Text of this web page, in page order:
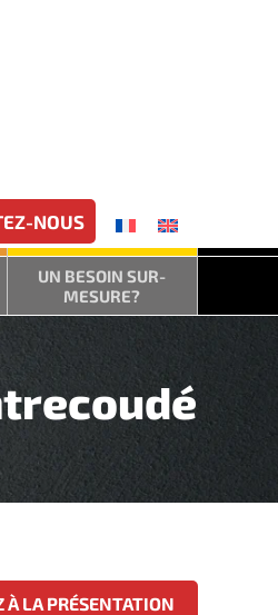
NOUS
UN BESOIN SUR-
MESURE?
À LA PRÉSENTATION